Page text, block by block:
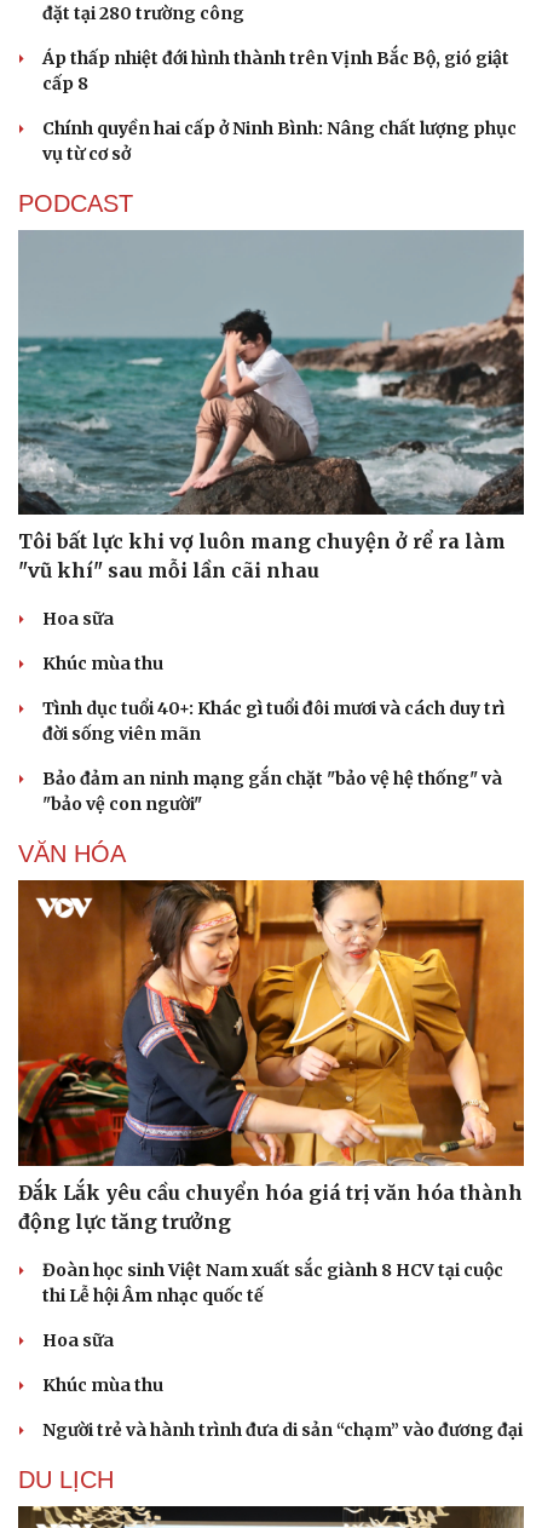
Sức khỏe
Dinh dưỡng - món ngon
Cây thuốc
Sản phụ khoa
Nhi khoa
Nam khoa
Làm đẹp - giảm cân
Ăn sạch sống khỏe
Đời sống
Nhà đẹp
Blog
Tình yêu - Gia đình
đặt tại 280 trường công
Áp thấp nhiệt đới hình thành trên Vịnh Bắc Bộ, gió giật
cấp 8
Chính quyền hai cấp ở Ninh Bình: Nâng chất lượng phục
vụ từ cơ sở
PODCAST
Tôi bất lực khi vợ luôn mang chuyện ở rể ra làm
"vũ khí" sau mỗi lần cãi nhau
Hoa sữa
Khúc mùa thu
Tình dục tuổi 40+: Khác gì tuổi đôi mươi và cách duy trì
đời sống viên mãn
Bảo đảm an ninh mạng gắn chặt "bảo vệ hệ thống" và
"bảo vệ con người"
VĂN HÓA
Đắk Lắk yêu cầu chuyển hóa giá trị văn hóa thành
động lực tăng trưởng
Đoàn học sinh Việt Nam xuất sắc giành 8 HCV tại cuộc
thi Lễ hội Âm nhạc quốc tế
Hoa sữa
Khúc mùa thu
Người trẻ và hành trình đưa di sản “chạm” vào đương đại
DU LỊCH